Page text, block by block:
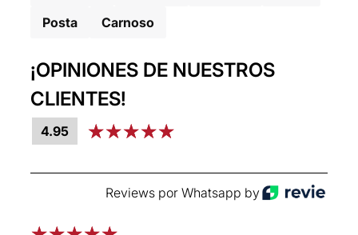
Posta
Carnoso
¡OPINIONES DE NUESTROS
CLIENTES!
4.95
Reviews por Whatsapp by